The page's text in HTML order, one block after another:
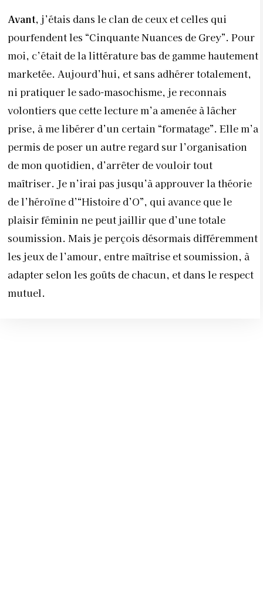
Avant, j’étais dans le clan de ceux et celles qui
pourfendent les “Cinquante Nuances de Grey”. Pour
moi, c’était de la littérature bas de gamme hautement
marketée. Aujourd’hui, et sans adhérer totalement,
ni pratiquer le sado-masochisme, je reconnais
volontiers que cette lecture m’a amenée à lâcher
prise, à me libérer d’un certain “formatage”. Elle m’a
permis de poser un autre regard sur l’organisation
de mon quotidien, d’arrêter de vouloir tout
maîtriser. Je n’irai pas jusqu’à approuver la théorie
de l’héroïne d’“Histoire d’O”, qui avance que le
plaisir féminin ne peut jaillir que d’une totale
soumission. Mais je perçois désormais différemment
les jeux de l’amour, entre maîtrise et soumission, à
adapter selon les goûts de chacun, et dans le respect
mutuel.